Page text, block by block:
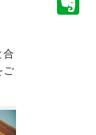
合
ご